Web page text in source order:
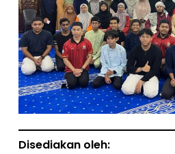
Disediakan oleh: